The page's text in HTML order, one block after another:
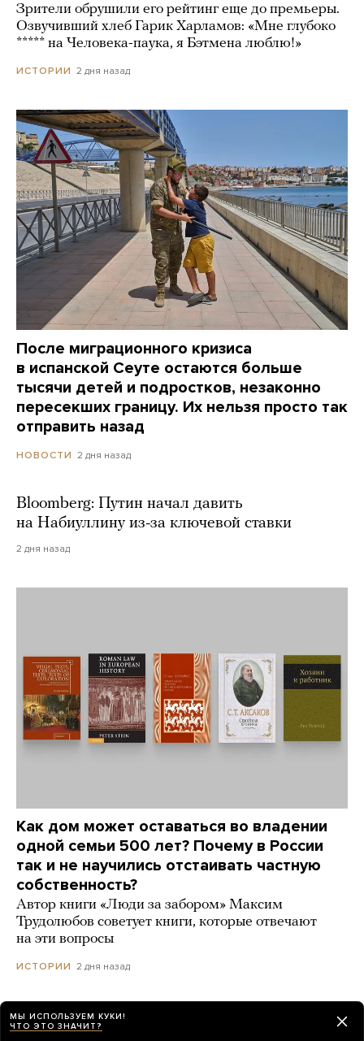
Зрители обрушили его рейтинг еще до премьеры.
Озвучивший хлеб Гарик Харламов: «Мне глубоко
***** на Человека-паука, я Бэтмена люблю!»
ИСТОРИИ 2 дня назад
После миграционного кризиса
в испанской Сеуте остаются больше
тысячи детей и подростков, незаконно
пересекших границу. Их нельзя просто так
отправить назад
НОВОСТИ 2 дня назад
Bloomberg: Путин начал давить
на Набиуллину из-за ключевой ставки
2 дня назад
Как дом может оставаться во владении
одной семьи 500 лет? Почему в России
так и не научились отстаивать частную
собственность?
Автор книги «Люди за забором» Максим
Трудолюбов советует книги, которые отвечают
на эти вопросы
ИСТОРИИ 2 дня назад
МЫ ИСПОЛЬЗУЕМ КУКИ!
ЧТО ЭТО ЗНАЧИТ?